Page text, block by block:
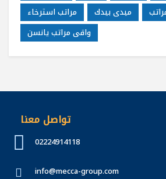
مراتب استرخاء
ميدى بيدك
واقى مراتب يانسن
تواصل معنا
02224914118
info@mecca-group.com